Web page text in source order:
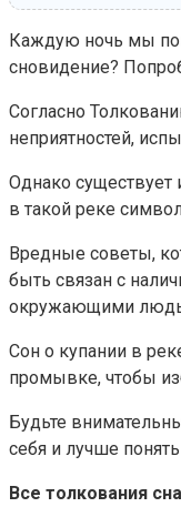
Каждую ночь мы
сновидение?
Согласно
неприятностей,
Однако существует
в такой реке
Вредные советы,
быть связан с
окружающими
Сон о купании в
промывке, чтобы
Будьте
себя и лучше
Все толкования сна